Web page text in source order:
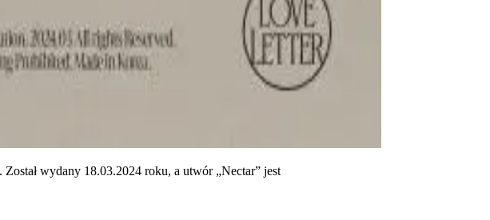
wydany 18.03.2024 roku, a utwór „Nectar” jest